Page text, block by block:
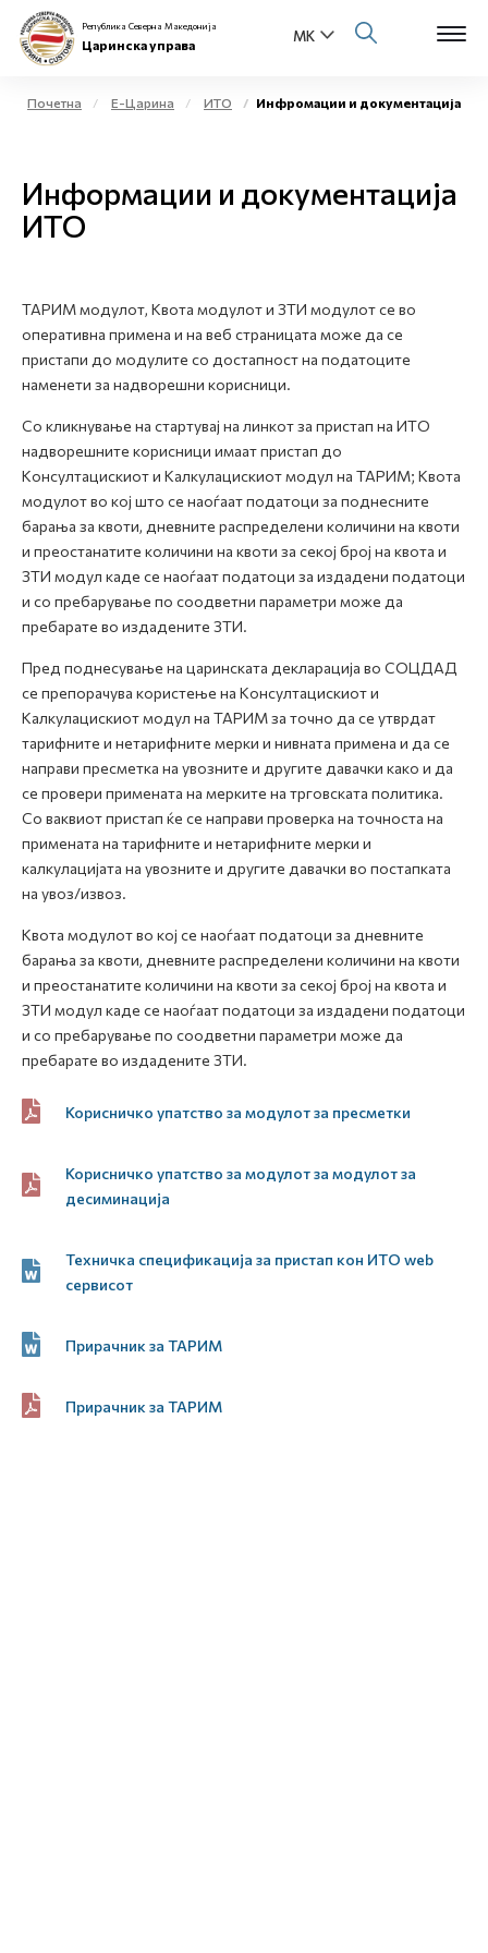
Open
Физички лица
Контакт
Е-Весник
Република Северна Македонија
Царинска управа
Почетна Е-Царина ИТО Инфромации и документација
Информации и документација
ИТО
ТАРИМ модулот, Квота модулот и ЗТИ модулот се во
оперативна примена и на веб страницата може да се
пристапи до модулите со достапност на податоците
наменети за надворешни корисници.
Со кликнување на стартувај на линкот за пристап на ИТО
надворешните корисници имаат пристап до
Kонсултацискиот и Kалкулацискиот модул на ТАРИМ; Kвота
модулот во кој што се наоѓаат податоци за поднесните
барања за квоти, дневните распределени количини на квоти
и преостанатите количини на квоти за секој број на квота и
ЗТИ модул каде се наоѓаат податоци за издадени податоци
и со пребарување по соодветни параметри може да
пребарате во издадените ЗТИ.
Пред поднесување на царинската декларација во СОЦДАД
се препорачува користење на Консултацискиот и
Калкулацискиот модул на ТАРИМ за точно да се утврдат
тарифните и нетарифните мерки и нивната примена и да се
направи пресметка на увозните и другите давачки како и да
се провери примената на мерките на трговската политика.
Со ваквиот пристап ќе се направи проверка на точноста на
примената на тарифните и нетарифните мерки и
калкулацијата на увозните и другите давачки во постапката
на увоз/извоз.
Квота модулот во кој се наоѓаат податоци за дневните
барања за квоти, дневните распределени количини на квоти
и преостанатите количини на квоти за секој број на квота и
ЗТИ модул каде се наоѓаат податоци за издадени податоци
и со пребарување по соодветни параметри може да
пребарате во издадените ЗТИ.
Корисничко упатство за модулот за пресметки
Корисничко упатство за модулот за модулот за
десиминација
Техничка спецификација за пристап кон ИТО web
сервисот
Прирачник за ТАРИМ
Прирачник за ТАРИМ